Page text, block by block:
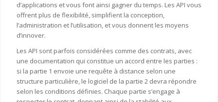
d’applications et vous font ainsi gagner du temps. Les API vous
offrent plus de flexibilité, simplifient la conception,
l’administration et l’utilisation, et vous donnent les moyens
d’innover.
Les API sont parfois considérées comme des contrats, avec
une documentation qui constitue un accord entre les parties :
si la partie 1 envoie une requête à distance selon une
structure particulière, le logiciel de la partie 2 devra répondre
selon les conditions définies. Chaque partie s’engage à